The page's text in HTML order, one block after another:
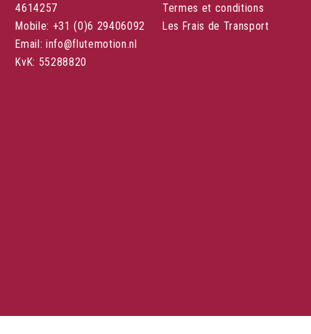
4614257
Mobile: +31 (0)6 29406092
Email: info@flutemotion.nl
KvK: 55288820
Termes et conditions
Les Frais de Transport